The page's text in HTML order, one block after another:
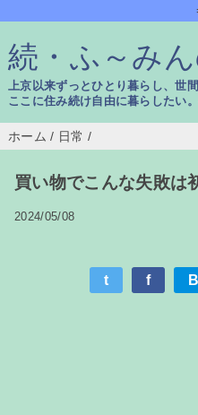
続・ふ～み
上京以来ずっとひとり暮らし、世
ここに住み続け自由に暮らしたい
ホーム / 日常 /
買い物でこんな失敗は
2024/05/08
t f